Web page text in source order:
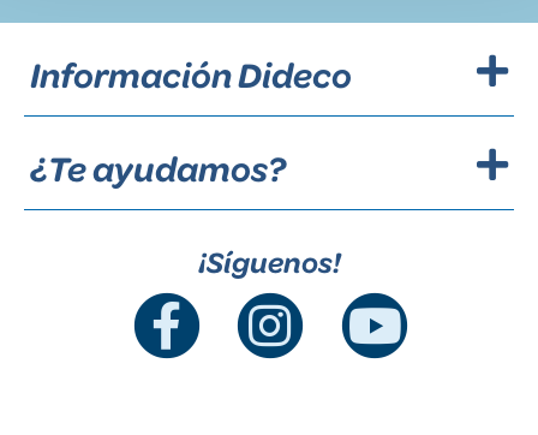
Información Dideco
¿Te ayudamos?
¡Síguenos!